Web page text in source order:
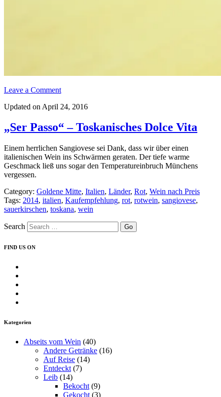
Leave a Comment
Updated on April 24, 2016
„Ser Passo“ – Toskanisches Dolce Vita
Einem herrlichen Sangiovese sei Dank, dass wir über einen
italienischen Wein ins Schwärmen geraten. Der tiefe warme
Geschmack ließ uns sogar den Temperatureinbruch Münchens
vergessen.
Category: Goldene Mitte, Italien, Länder, Rot, Wein nach Preis
Tags: 2014, italien, Kaufempfehlung, rot, rotwein, sangiovese,
sauerkirschen, toskana, wein
Search
FIND US ON
anzeigen
Instagram
auf
anzeigen
UCHEzoa4kYDNenjlP_C_gKIg
YouTube
anzeigen
Kategorien
Abseits vom Wein (40)
Andere Getränke (16)
Auf Reise (14)
Entdeckt (7)
Leib (14)
Bekocht (9)
Gekocht (3)